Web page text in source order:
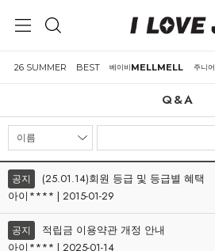
26 SUMMER BEST 베이비MELLMELL 주니어
Q&A
공지
(25.01.14)회원 등급 및 등급별 혜택
아이**** | 2015-01-29
공지
적립금 이용약관 개정 안내
아이**** | 2025-01-14